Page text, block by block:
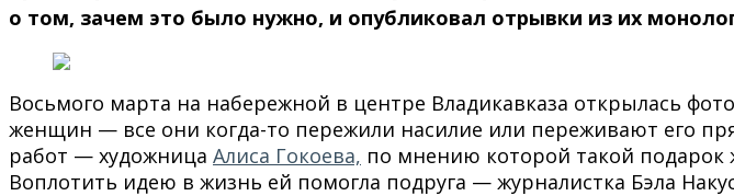
о том, зачем это было нужно, и опубликовал отрывки из их
Восьмого марта на набережной в центре Владикавказа открылась
женщин — все они когда-то пережили насилие или переживают его
работ — художница Алиса Гокоева, по мнению которой такой подарок
Воплотить идею в жизнь ей помогла подруга — журналистка Бэла